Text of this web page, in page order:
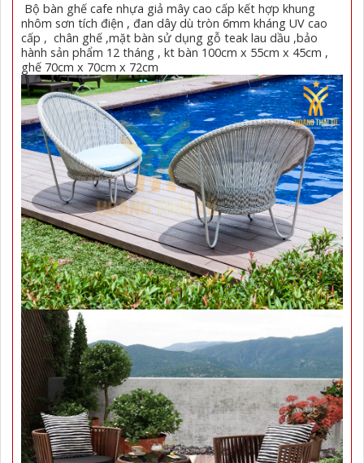
Bộ bàn ghế cafe nhựa giả mây cao cấp kết hợp khung
nhôm sơn tích điện , đan dây dù tròn 6mm kháng UV cao
cấp , chân ghế ,mặt bàn sử dụng gỗ teak lau dầu ,bảo
hành sản phẩm 12 tháng , kt bàn 100cm x 55cm x 45cm ,
ghế 70cm x 70cm x 72cm